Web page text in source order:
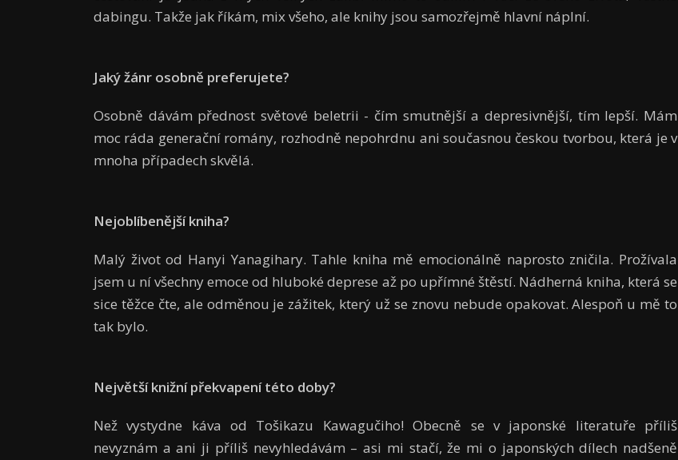
dabingu. Takže jak říkám, mix všeho, ale knihy jsou samozřejmě hlavní náplní.
Jaký žánr osobně preferujete?
Osobně dávám přednost světové beletrii - čím smutnější a depresivnější, tím lepší. Mám
moc ráda generační romány, rozhodně nepohrdnu ani současnou českou tvorbou, která je v
mnoha případech skvělá.
Nejoblíbenější kniha?
Malý život od Hanyi Yanagihary. Tahle kniha mě emocionálně naprosto zničila. Prožívala
jsem u ní všechny emoce od hluboké deprese až po upřímné štěstí. Nádherná kniha, která se
sice těžce čte, ale odměnou je zážitek, který už se znovu nebude opakovat. Alespoň u mě to
tak bylo.
Největší knižní překvapení této doby?
Než vystydne káva od Tošikazu Kawagučiho! Obecně se v japonské literatuře příliš
nevyznám a ani ji příliš nevyhledávám – asi mi stačí, že mi o japonských dílech nadšeně